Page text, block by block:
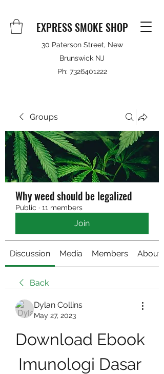
EXPRESS SMOKE SHOP
30 Paterson Street, New
Brunswick NJ
Ph: 7326401222
Groups
Why weed should be legalized
Public · 11 members
Join
Discussion Media Members About
Back
Dylan Collins
May 27, 2023
Download Ebook
Imunologi Dasar